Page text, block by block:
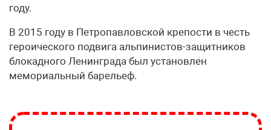
году.
В 2015 году в Петропавловской крепости в честь
героического подвига альпинистов-защитников
блокадного Ленинграда был установлен
мемориальный барельеф.